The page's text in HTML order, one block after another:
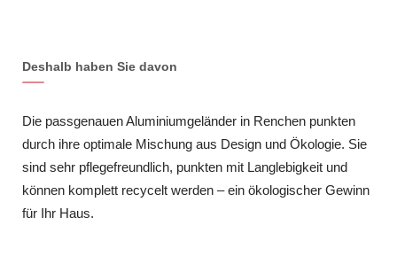
Deshalb haben Sie davon
Die passgenauen Aluminiumgeländer in Renchen punkten
durch ihre optimale Mischung aus Design und Ökologie. Sie
sind sehr pflegefreundlich, punkten mit Langlebigkeit und
können komplett recycelt werden – ein ökologischer Gewinn
für Ihr Haus.